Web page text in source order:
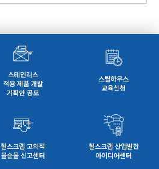
스테인리스
적용 제품 개발
기획안 공모
스틸하우스
교육신청
철스크랩 고의적
불순물 신고센터
철스크랩 산업발전
아이디어센터